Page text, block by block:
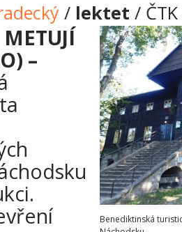
/ lektet /
Benediktinská
–